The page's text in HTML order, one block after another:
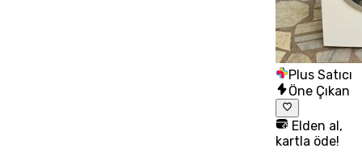
Plus Satıcı
Öne Çıkan
Elden al,
kartla öde!